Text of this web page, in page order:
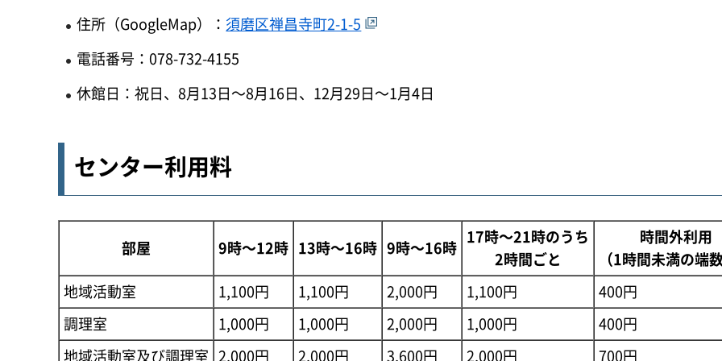
住所（GoogleMap）： 須磨区禅昌寺町2-1-5
電話番号：078-732-4155
休館日：祝日、8月13日～8月16日、12月29日～1月4日
センター利用料
部屋 9時～12時 13時～16時 9時～16時
17時～21時のうち
2時間ごと
時間外利用
（1時間未満の端
地域活動室
1,100円 1,100円 2,000円 1,100円
400円
調理室
1,000円 1,000円 2,000円 1,000円
400円
地域活動室及び調理室 2,000円 2,000円 3,600円 2,000円 700円